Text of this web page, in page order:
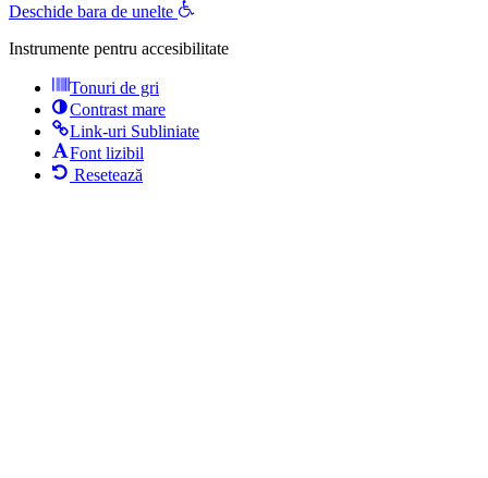
Deschide bara de unelte
Instrumente pentru accesibilitate
Tonuri de gri
Contrast mare
Link-uri Subliniate
Font lizibil
Resetează